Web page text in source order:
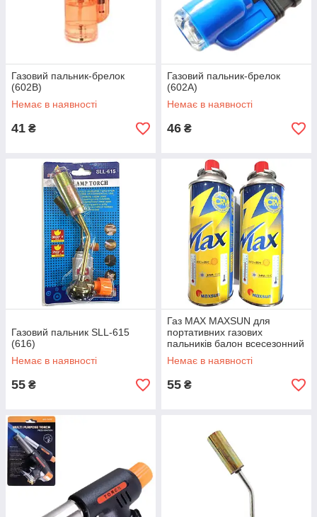
Газовий пальник-брелок
(602B)
Немає в наявності
41 ₴
Газовий пальник-брелок
(602A)
Немає в наявності
46 ₴
Газовий пальник SLL-615
(616)
Немає в наявності
55 ₴
Газ MAX MAXSUN для
портативних газових
пальників балон всесезонний
Немає в наявності
55 ₴